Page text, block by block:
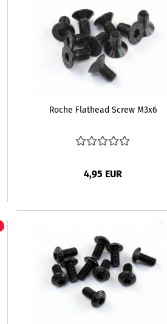
Roche Flathead Screw M3x6
4,95 EUR